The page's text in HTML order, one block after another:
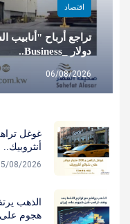
اقتصاد
دولار _Business..
06/08/2026
أنثروبيك..
08/2026
الذهب
هجوم على